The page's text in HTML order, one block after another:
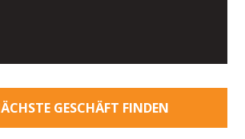
GESCHÄFT FINDEN